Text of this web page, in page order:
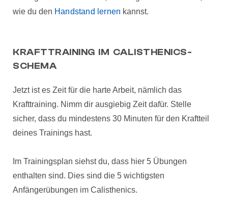
wie du den Handstand lernen kannst.
KRAFTTRAINING IM CALISTHENICS-
SCHEMA
Jetzt ist es Zeit für die harte Arbeit, nämlich das
Krafttraining. Nimm dir ausgiebig Zeit dafür. Stelle
sicher, dass du mindestens 30 Minuten für den Kraftteil
deines Trainings hast.
Im Trainingsplan siehst du, dass hier 5 Übungen
enthalten sind. Dies sind die 5 wichtigsten
Anfängerübungen im Calisthenics.